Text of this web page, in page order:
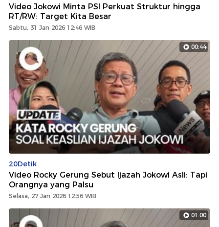
Video Jokowi Minta PSI Perkuat Struktur hingga
RT/RW: Target Kita Besar
Sabtu, 31 Jan 2026 12:46 WIB
00:44
20Detik
Video Rocky Gerung Sebut Ijazah Jokowi Asli: Tapi
Orangnya yang Palsu
Selasa, 27 Jan 2026 12:56 WIB
01:00